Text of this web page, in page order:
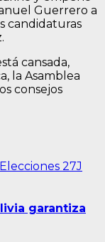
Guerrero a
candidaturas
cansada,
la Asamblea
consejos
Elecciones 27J
garantiza